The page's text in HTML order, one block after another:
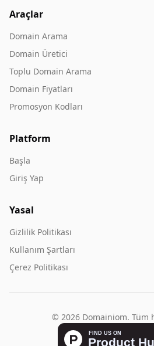
Araçlar
Domain Arama
Domain Üretici
Toplu Domain Arama
Domain Fiyatları
Promosyon Kodları
Platform
Başla
Giriş Yap
Yasal
Gizlilik Politikası
Kullanım Şartları
Çerez Politikası
© 2026 Domainiom. Tüm